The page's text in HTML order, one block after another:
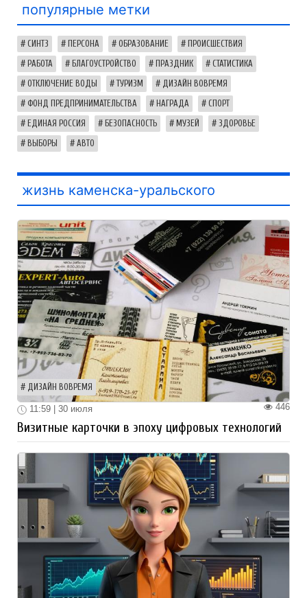
популярные метки
СИНТЗ ПЕРСОНА ОБРАЗОВАНИЕ ПРОИСШЕСТВИЯ
РАБОТА БЛАГОУСТРОЙСТВО ПРАЗДНИК СТАТИСТИКА
ОТКЛЮЧЕНИЕ ВОДЫ ТУРИЗМ ДИЗАЙН ВОВРЕМЯ
ФОНД ПРЕДПРИНИМАТЕЛЬСТВА НАГРАДА СПОРТ
ЕДИНАЯ РОССИЯ БЕЗОПАСНОСТЬ МУЗЕЙ ЗДОРОВЬЕ
ВЫБОРЫ АВТО
жизнь каменска-уральского
ДИЗАЙН ВОВРЕМЯ
446
11:59 | 30 июля
Визитные карточки в эпоху цифровых технологий